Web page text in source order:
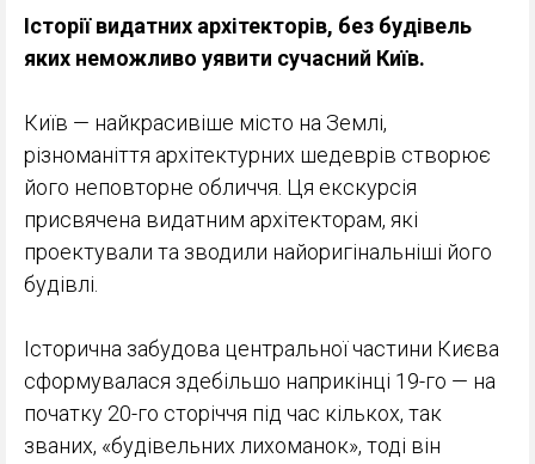
Історії видатних архітекторів, без будівель
яких неможливо уявити сучасний Київ.
Київ — найкрасивіше місто на Землі,
різноманіття архітектурних шедеврів створює
його неповторне обличчя. Ця екскурсія
присвячена видатним архітекторам, які
проектували та зводили найоригінальніші його
будівлі.
Історична забудова центральної частини Києва
сформувалася здебільшо наприкінці 19-го — на
початку 20-го сторіччя під час кількох, так
званих, «будівельних лихоманок», тоді він